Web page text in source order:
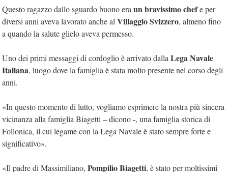
Questo ragazzo dallo sguardo buono era un bravissimo chefe per
diversi anni aveva lavorato anche al Villaggio Svizzero, almeno fino
a quando la salute glielo aveva permesso.
Uno dei primi messaggi di cordoglio è arrivato dalla Lega Navale
Italiana, luogo dove la famiglia è stata molto presente nel corso degli
anni.
«In questo momento di lutto, vogliamo esprimere la nostra più sincera
vicinanza alla famiglia Biagetti – dicono -, una famiglia storica di
Follonica, il cui legame con la Lega Navale è stato sempre forte e
significativo».
«Il padre di Massimiliano, Pompilio Biagetti, è stato per moltissimi